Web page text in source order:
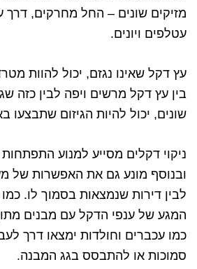
מזיקים שונים – החל מחרקים, דרך
עטלפים ויונים.
עץ דקל שאינו נגזם, יכול להוות
בין עץ דקל מרשים ויפה לבין כזה
שונים, יכול להיות הגיזום שתבצעו
ניקוי דקלים מסייע למנוע
ובנוסף מונע גם את האפשרות של
לבין דירות שנמצאות בסמוך לו. כמו
המגע של ענפי הדקל עם מבנים
כמו עכברים וחולדות ימצאו דרך
סמוכות או להתבסס בגג המבנה.